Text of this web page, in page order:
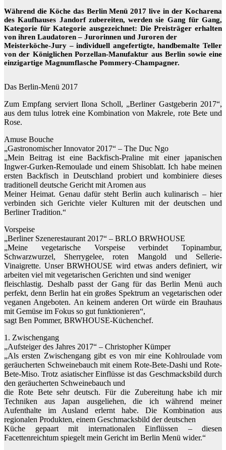
Während die Köche das Berlin Menü 2017 live in der Kocharena
des Kaufhauses Jandorf zubereiten, werden sie Gang für Gang,
Kategorie für Kategorie ausgezeichnet: Die Preisträger erhalten
von ihren Laudatoren – Jurorinnen und Juroren der
Meisterköche-Jury – individuell angefertigte, handbemalte Teller
von der Königlichen Porzellan-Manufaktur aus Berlin sowie eine
einzigartige Magnumflasche Pommery-Champagner.
Das Berlin-Menü 2017
Zum Empfang serviert Ilona Scholl, „Berliner Gastgeberin 2017“,
aus dem tulus lotrek eine Kombination von Makrele, rote Bete und
Rose.
Amuse Bouche
„Gastronomischer Innovator 2017“ – The Duc Ngo
„Mein Beitrag ist eine Backfisch-Praline mit einer japanischen
Ingwer-Gurken-Remoulade und einem Shisoblatt. Ich habe meinen
ersten Backfisch in Deutschland probiert und kombiniere dieses
traditionell deutsche Gericht mit Aromen aus
Meiner Heimat. Genau dafür steht Berlin auch kulinarisch – hier
verbinden sich Gerichte vieler Kulturen mit der deutschen und
Berliner Tradition.“
Vorspeise
„Berliner Szenerestaurant 2017“ – BRLO BRWHOUSE
„Meine vegetarische Vorspeise verbindet Topinambur,
Schwarzwurzel, Sherrygelee, roten Mangold und Sellerie-
Vinaigrette. Unser BRWHOUSE wird etwas anders definiert, wir
arbeiten viel mit vegetarischen Gerichten und sind weniger
fleischlastig. Deshalb passt der Gang für das Berlin Menü auch
perfekt, denn Berlin hat ein großes Spektrum an vegetarischen oder
veganen Angeboten. An keinem anderen Ort würde ein Brauhaus
mit Gemüse im Fokus so gut funktionieren“,
sagt Ben Pommer, BRWHOUSE-Küchenchef.
1. Zwischengang
„Aufsteiger des Jahres 2017“ – Christopher Kümper
„Als ersten Zwischengang gibt es von mir eine Kohlroulade vom
geräucherten Schweinebauch mit einem Rote-Bete-Dashi und Rote-
Bete-Miso. Trotz asiatischer Einflüsse ist das Geschmacksbild durch
den geräucherten Schweinebauch und
die Rote Bete sehr deutsch. Für die Zubereitung habe ich mir
Techniken aus Japan ausgeliehen, die ich während meiner
Aufenthalte im Ausland erlernt habe. Die Kombination aus
regionalen Produkten, einem Geschmacksbild der deutschen
Küche gepaart mit internationalen Einflüssen – diesen
Facettenreichtum spiegelt mein Gericht im Berlin Menü wider.“